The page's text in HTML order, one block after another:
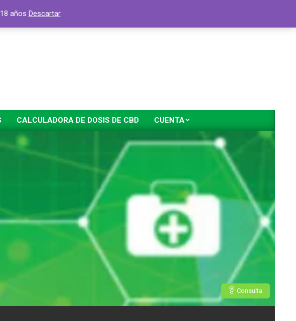
CALCULADORA DE DOSIS DE CBD CUENTA
Consulta
años Descartar